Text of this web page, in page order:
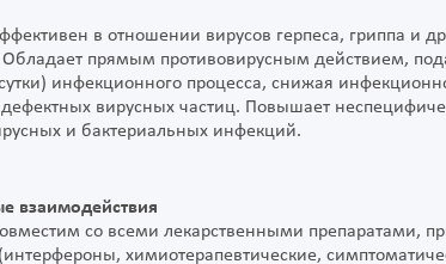
в отношении вирусов герпеса, гриппа и
прямым противовирусным действием,
инфекционного процесса, снижая
вирусных частиц. Повышает
и бактериальных инфекций.
взаимодействия
со всеми лекарственными препаратами,
химиотерапевтические,